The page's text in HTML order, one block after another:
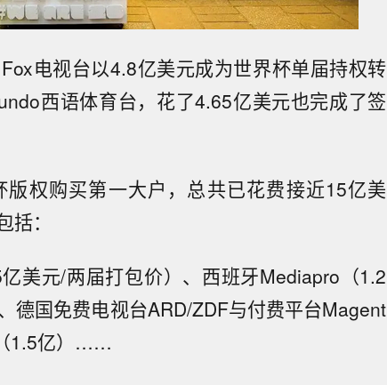
电视台以4.8亿美元成为世界杯单届持权转
西语体育台，花了4.65亿美元也完成了签
权购买第一大户，总共已花费接近15亿美
：
美元/两届打包价）、西班牙Mediapro（1.2
德国免费电视台ARD/ZDF与付费平台Magent
1.5亿）……